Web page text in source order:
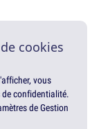
cookies
vous
de confidentialité.
de Gestion